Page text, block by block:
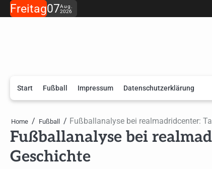
Skip
to
Freitag07Aug.
2026
Start Fußball Impressum Datenschutzerklärung
Home Fußball Fußballanalyse bei realmadridcenter:
Fußballanalyse bei
Geschichte